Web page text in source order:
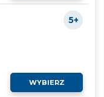
5+
WYBIERZ